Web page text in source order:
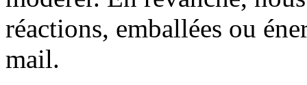
réactions, emballées ou
mail.